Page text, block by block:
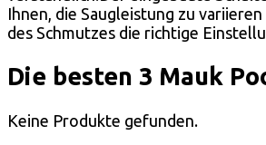
Ihnen, die Saugleistung zu
des Schmutzes die richtige
Die besten 3 Mauk
Keine Produkte gefunden.